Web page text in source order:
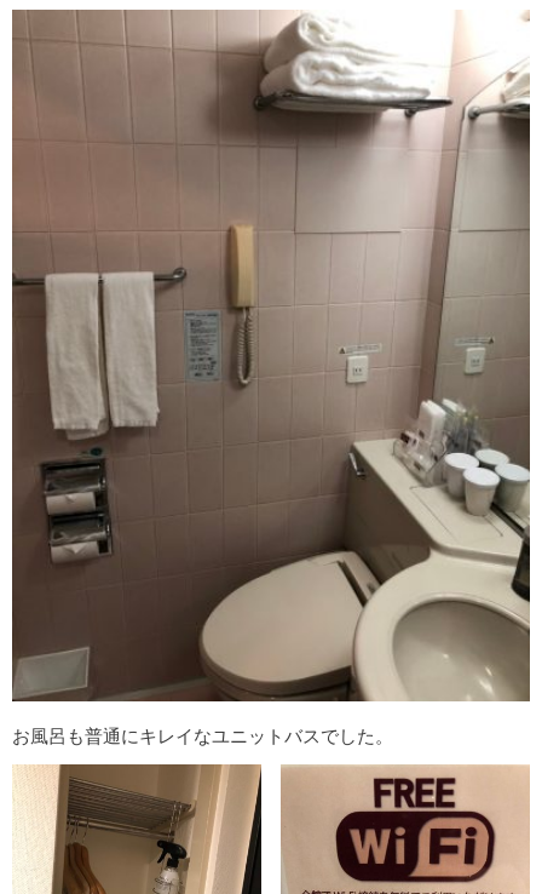
お風呂も普通にキレイなユニットバスでした。